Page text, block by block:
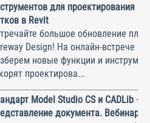
для проектирования
в Revit
большое обновление
Design! На онлайн-встрече
новые функции и
проектирова...
Model Studio CS и CADLib —
документа. Вебинар